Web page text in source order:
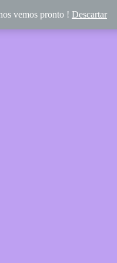
vemos pronto ! Descartar